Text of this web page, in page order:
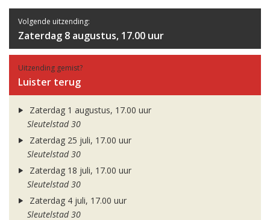
Volgende uitzending:
Zaterdag 8 augustus, 17.00 uur
Uitzending gemist?
Luister terug
Zaterdag 1 augustus, 17.00 uur
Sleutelstad 30
Zaterdag 25 juli, 17.00 uur
Sleutelstad 30
Zaterdag 18 juli, 17.00 uur
Sleutelstad 30
Zaterdag 4 juli, 17.00 uur
Sleutelstad 30